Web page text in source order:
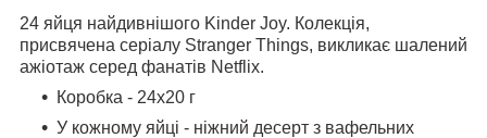
24 яйця найдивнішого Kinder Joy. Колекція,
присвячена серіалу Stranger Things, викликає шалений
ажіотаж серед фанатів Netflix.
Коробка - 24x20 г
У кожному яйці - ніжний десерт з вафельних